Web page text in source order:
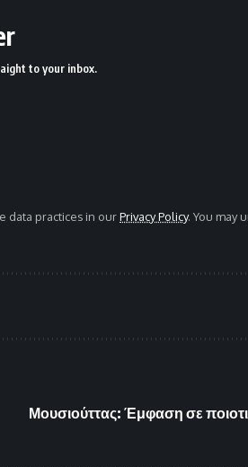
to your inbox.
data practices in ourPrivacy Policy. You may
Μουσιούττας: Έμφαση σε